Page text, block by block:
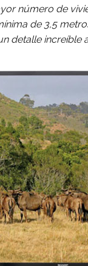
número de
de 3,5
detalle increíble